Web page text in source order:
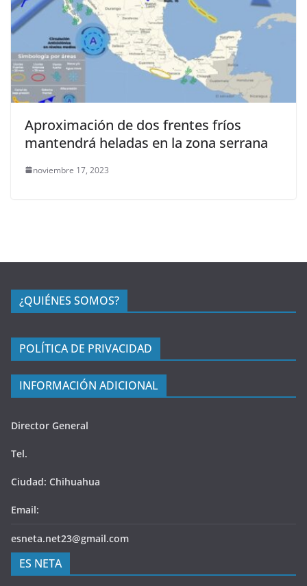
Aproximación de dos frentes fríos
mantendrá heladas en la zona serrana
noviembre 17, 2023
¿QUIÉNES SOMOS?
POLÍTICA DE PRIVACIDAD
INFORMACIÓN ADICIONAL
Director General
Tel.
Ciudad: Chihuahua
Email:
esneta.net23@gmail.com
ES NETA